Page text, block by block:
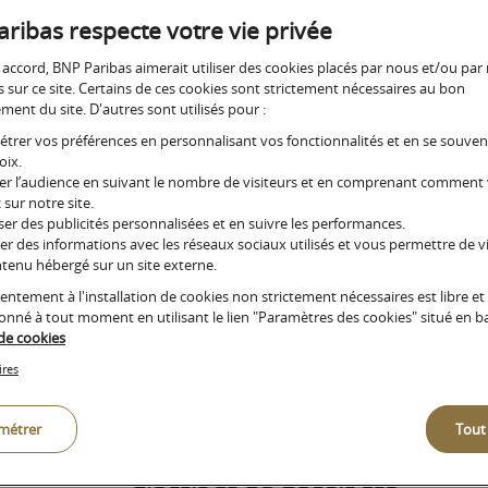
patrimoine financier est supérieur à 5 millions d’euros
Découvrez
Comme la cession est un
patrimoine professionnel
être soigneusement
sélection des repreneurs
s’interroger sur les
coût fiscal de la cession
opérations préalables à
respecte votre vie privée
BNP Paribas aimerait utiliser des cookies placés par nous et/ou par
sur ce site. Certains de ces cookies sont strictement nécessaires au bon
du site. D'autres sont utilisés pour :
vos préférences en personnalisant vos fonctionnalités et en se
l’audience en suivant le nombre de visiteurs et en comprenant comment
sur notre site.
des publicités personnalisées et en suivre les performances.
des informations avec les réseaux sociaux utilisés et vous permettre de
hébergé sur un site externe.
à l'installation de cookies non strictement nécessaires est libre
à tout moment en utilisant le lien "Paramètres des cookies" situé en
cookies
Tout